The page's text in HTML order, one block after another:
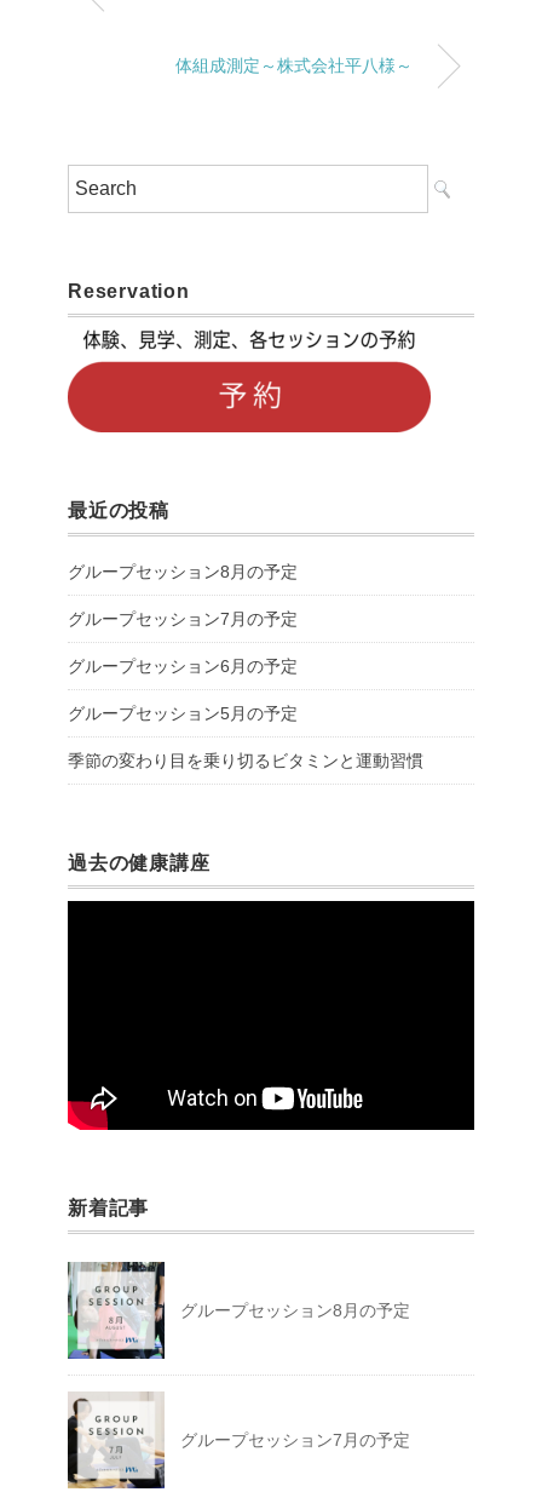
体組成測定～株式会社平八様～
Reservation
最近の投稿
グループセッション8月の予定
グループセッション7月の予定
グループセッション6月の予定
グループセッション5月の予定
季節の変わり目を乗り切るビタミンと運動習慣
過去の健康講座
新着記事
グループセッション8月の予定
グループセッション7月の予定